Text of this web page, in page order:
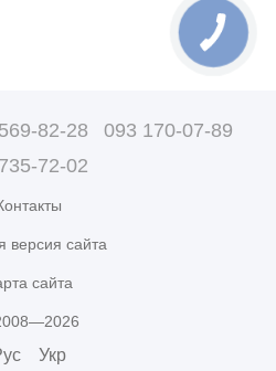
82-28
093 170-07-89
72-02
версия сайта
сайта
Укр